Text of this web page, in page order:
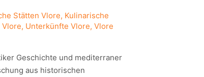
Stätten Vlore, Kulinarische
Vlore, Unterkünfte Vlore, Vlore
Geschichte und mediterraner
aus historischen